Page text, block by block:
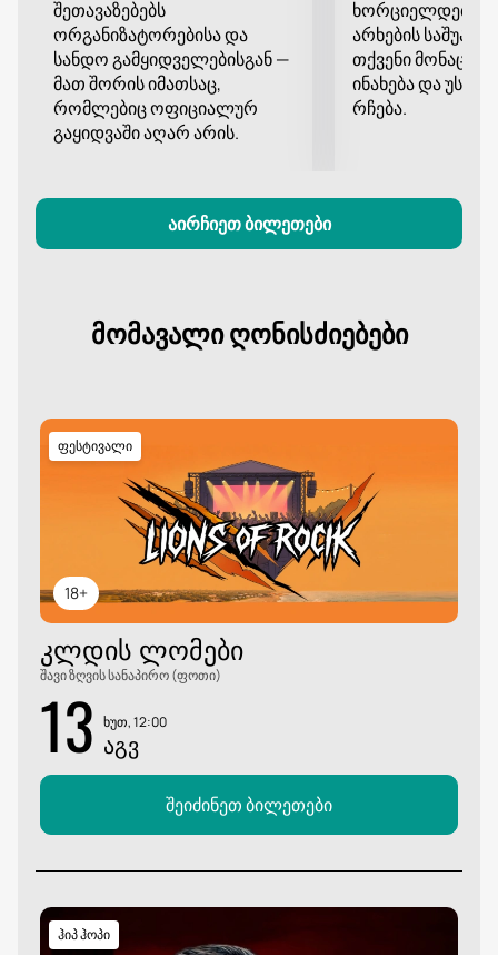
შეთავაზებებს
ორგანიზატორებისა და
სანდო გამყიდველებისგან —
მათ შორის იმათსაც,
რომლებიც ოფიციალურ
გაყიდვაში აღარ არის.
ხორციელდება
არხების
თქვენი
ინახება და
რჩება.
აირჩიეთ ბილეთები
მომავალი ღონისძიებები
18+
ფესტივალი
ᲙᲚᲓᲘᲡ ᲚᲝᲛᲔᲑᲘ
შავი ზღვის სანაპირო (ფოთი)
13 ხუთ, 12:00
ᲐᲒᲕ
შეიძინეთ ბილეთები
ჰიპ ჰოპი